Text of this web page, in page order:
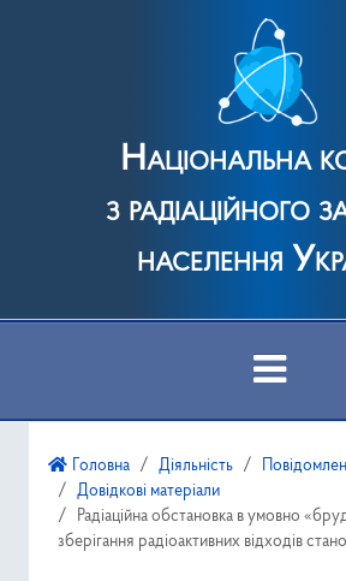
Національна
з радіаційного
населення
Діяльність
Головна Діяльність
Довідкові матеріали
Радіаційна обстановка в умовно
зберігання радіоактивних відходів